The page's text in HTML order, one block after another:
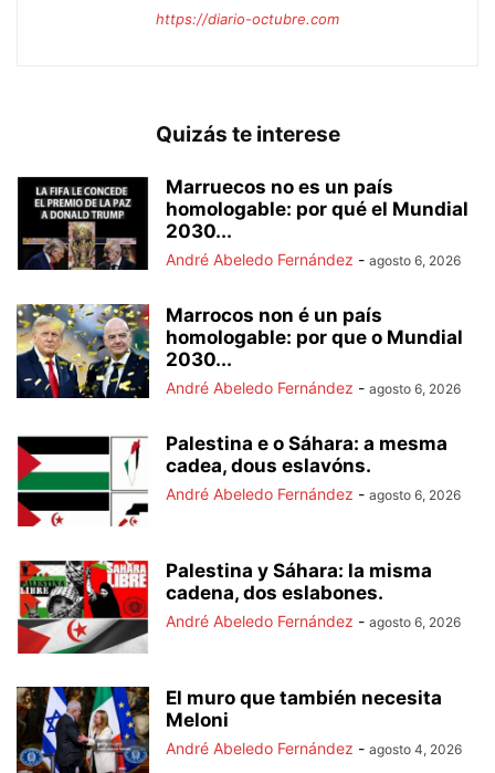
https://diario-octubre.com
Quizás te interese
Marruecos no es un país
homologable: por qué el Mundial
2030...
André Abeledo Fernández - agosto 6, 2026
Marrocos non é un país
homologable: por que o Mundial
2030...
André Abeledo Fernández - agosto 6, 2026
Palestina e o Sáhara: a mesma
cadea, dous eslavóns.
André Abeledo Fernández - agosto 6, 2026
Palestina y Sáhara: la misma
cadena, dos eslabones.
André Abeledo Fernández - agosto 6, 2026
El muro que también necesita
Meloni
André Abeledo Fernández - agosto 4, 2026